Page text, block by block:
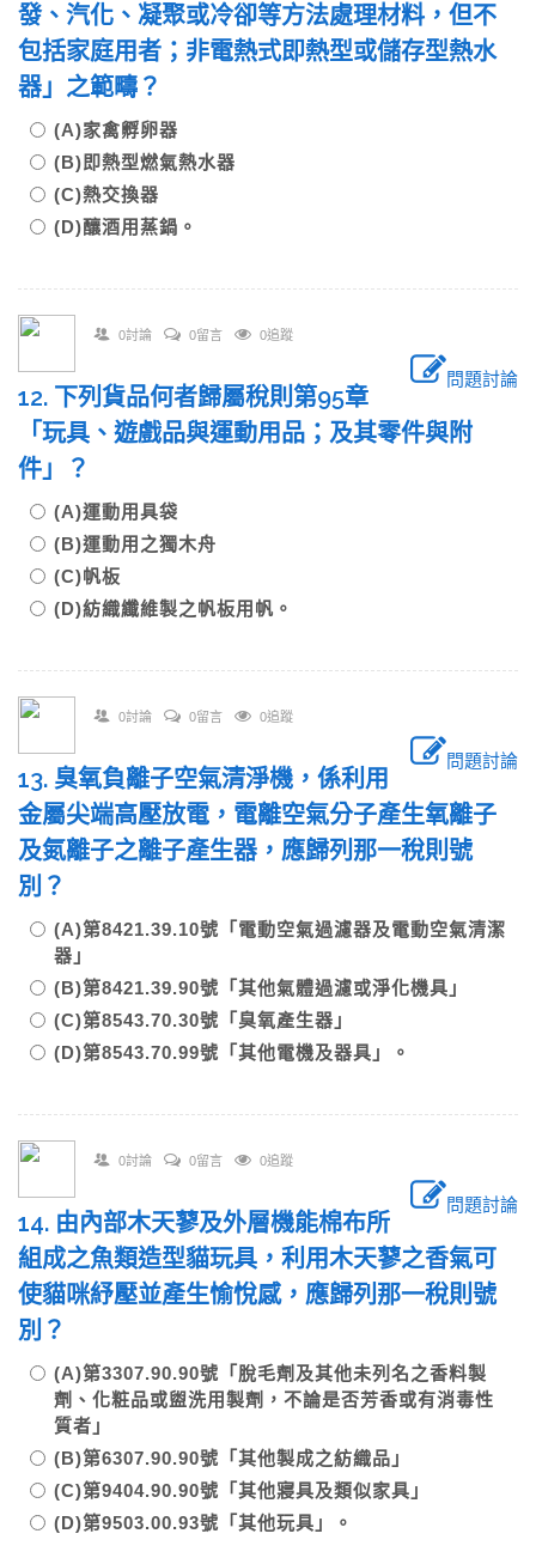
發、汽化、凝聚或冷卻等方法處理材料，但不
包括家庭用者；非電熱式即熱型或儲存型熱水
器」之範疇？
(A)家禽孵卵器
(B)即熱型燃氣熱水器
(C)熱交換器
(D)釀酒用蒸鍋。
0討論 0留言 0追蹤
問題討論
12. 下列貨品何者歸屬稅則第95章
「玩具、遊戲品與運動用品；及其零件與附
件」？
(A)運動用具袋
(B)運動用之獨木舟
(C)帆板
(D)紡織纖維製之帆板用帆。
0討論 0留言 0追蹤
問題討論
13. 臭氧負離子空氣清淨機，係利用
金屬尖端高壓放電，電離空氣分子產生氧離子
及氮離子之離子產生器，應歸列那一稅則號
別？
(A)第8421.39.10號「電動空氣過濾器及電動空氣清潔
器」
(B)第8421.39.90號「其他氣體過濾或淨化機具」
(C)第8543.70.30號「臭氧產生器」
(D)第8543.70.99號「其他電機及器具」。
0討論 0留言 0追蹤
問題討論
14. 由內部木天蓼及外層機能棉布所
組成之魚類造型貓玩具，利用木天蓼之香氣可
使貓咪紓壓並產生愉悅感，應歸列那一稅則號
別？
(A)第3307.90.90號「脫毛劑及其他未列名之香料製
劑、化粧品或盥洗用製劑，不論是否芳香或有消毒性
質者」
(B)第6307.90.90號「其他製成之紡織品」
(C)第9404.90.90號「其他寢具及類似家具」
(D)第9503.00.93號「其他玩具」。